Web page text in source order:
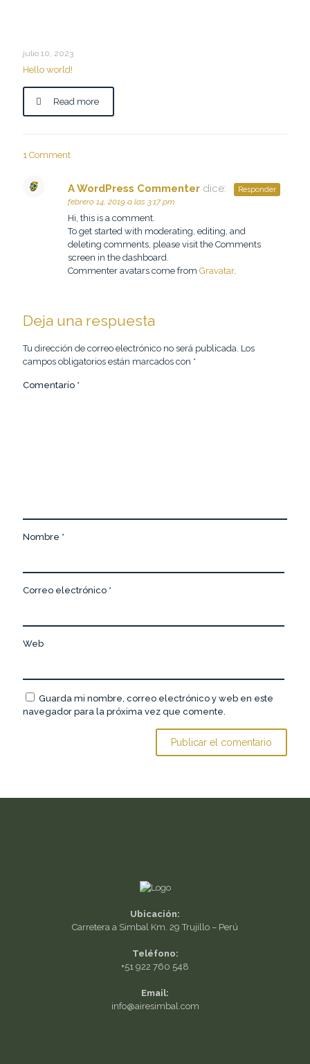
julio 10, 2023
Hello world!
Read more
1 Comment
A WordPress Commenter dice:
febrero 14, 2019 a las 3:17 pm
Hi, this is a comment.
To get started with moderating, editing, and
deleting comments, please visit the Comments
screen in the dashboard.
Commenter avatars come from Gravatar.
Responder
Deja una respuesta
Tu dirección de correo electrónico no será publicada. Los
campos obligatorios están marcados con *
Comentario *
Nombre *
Correo electrónico *
Web
Guarda mi nombre, correo electrónico y web en este
navegador para la próxima vez que comente.
Ubicación:
Carretera a Simbal Km. 29 Trujillo – Perú
Teléfono:
+51 922 760 548
Email:
info@airesimbal.com